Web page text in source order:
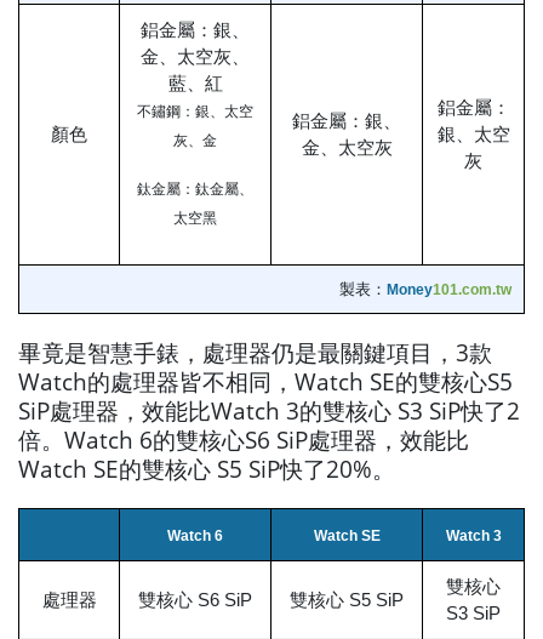
顏色
鋁金屬：銀、
金、太空灰、
藍、紅
不鏽鋼：銀、太空
灰、金
鈦金屬：鈦金屬、
太空黑
鋁金屬：銀、
金、太空灰
鋁金屬：
銀、太空
灰
製表： Money101.com.tw
畢竟是智慧手錶，處理器仍是最關鍵項目，3款
Watch的處理器皆不相同，Watch SE的雙核心S5
SiP處理器，效能比Watch 3的雙核心 S3 SiP快了2
倍。Watch 6的雙核心S6 SiP處理器，效能比
Watch SE的雙核心 S5 SiP快了20%。
Watch 6 Watch SE Watch 3
處理器 雙核心 S6 SiP 雙核心 S5 SiP
雙核心
S3 SiP